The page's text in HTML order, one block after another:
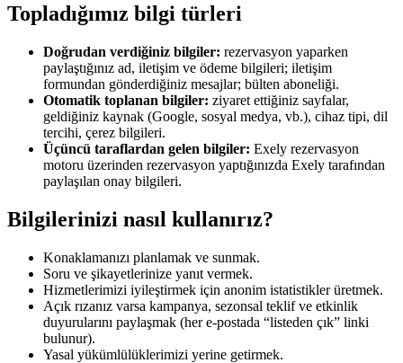
Topladığımız bilgi türleri
Doğrudan verdiğiniz bilgiler: rezervasyon yaparken
paylaştığınız ad, iletişim ve ödeme bilgileri; iletişim
formundan gönderdiğiniz mesajlar; bülten aboneliği.
Otomatik toplanan bilgiler: ziyaret ettiğiniz sayfalar,
geldiğiniz kaynak (Google, sosyal medya, vb.), cihaz tipi, dil
tercihi, çerez bilgileri.
Üçüncü taraflardan gelen bilgiler: Exely rezervasyon
motoru üzerinden rezervasyon yaptığınızda Exely tarafından
paylaşılan onay bilgileri.
Bilgilerinizi nasıl kullanırız?
Konaklamanızı planlamak ve sunmak.
Soru ve şikayetlerinize yanıt vermek.
Hizmetlerimizi iyileştirmek için anonim istatistikler üretmek.
Açık rızanız varsa kampanya, sezonsal teklif ve etkinlik
duyurularını paylaşmak (her e-postada “listeden çık” linki
bulunur).
Yasal yükümlülüklerimizi yerine getirmek.